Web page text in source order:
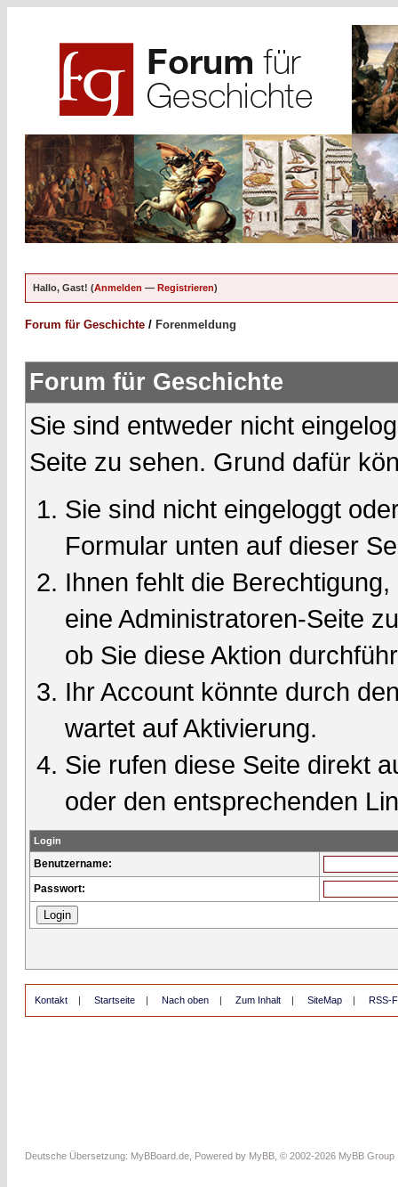
Hallo, Gast! (Anmelden — Registrieren)
Forum für Geschichte / Forenmeldung
Forum für Geschichte
Sie sind entweder nicht
Seite zu sehen. Grund dafür
Sie sind nicht eingeloggt
Formular unten auf dieser
Ihnen fehlt die
eine Administratoren-Seite
ob Sie diese Aktion
Ihr Account könnte durch
wartet auf Aktivierung.
Sie rufen diese Seite direkt
oder den entsprechenden
Login
Benutzername:
Passwort:
Kontakt | Startseite | Nach oben | Zum Inhalt | SiteMap | RSS-
Deutsche Übersetzung: MyBBoard.de , Powered by MyBB , © 2002-2026 MyBB Group